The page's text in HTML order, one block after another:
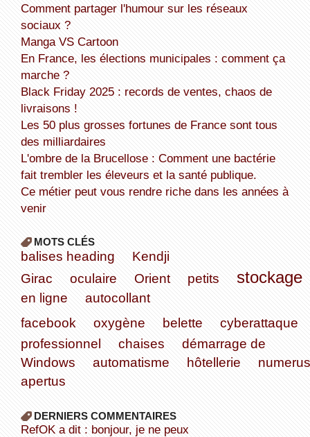
Comment partager l'humour sur les réseaux
sociaux ?
Manga VS Cartoon
En France, les élections municipales : comment ça
marche ?
Black Friday 2025 : records de ventes, chaos de
livraisons !
Les 50 plus grosses fortunes de France sont tous
des milliardaires
L'ombre de la Brucellose : Comment une bactérie
fait trembler les éleveurs et la santé publique.
Ce métier peut vous rendre riche dans les années à
venir
MOTS CLÉS
balises heading
Kendji
Girac
oculaire Orient petits stockage
en ligne
autocollant
facebook
oxygène belette
cyberattaque
professionnel
chaises
démarrage de
Windows
automatisme hôtellerie
numerus
apertus
DERNIERS COMMENTAIRES
refOK a dit : bonjour, je ne peux